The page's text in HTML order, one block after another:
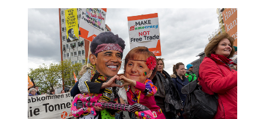
COLABORACIONES)
QUIÉN ES